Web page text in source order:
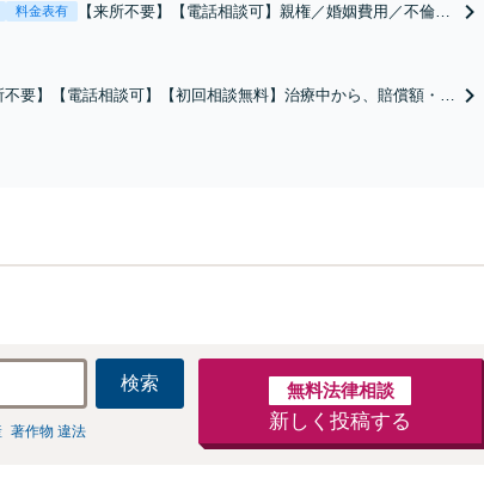
料金表有
【来所不要】【電話相談可】親権／婚姻費用／不倫慰
不要】【電話相談可】【初回相談無料】治療中から、賠償額・過
検索
著作物 違法
無料法律相談
新しく投稿する